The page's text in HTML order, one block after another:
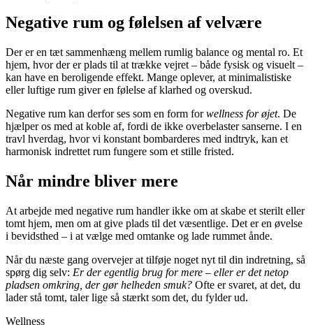
Negative rum og følelsen af velvære
Der er en tæt sammenhæng mellem rumlig balance og mental ro. Et
hjem, hvor der er plads til at trække vejret – både fysisk og visuelt –
kan have en beroligende effekt. Mange oplever, at minimalistiske
eller luftige rum giver en følelse af klarhed og overskud.
Negative rum kan derfor ses som en form forwellness for øjet. De
hjælper os med at koble af, fordi de ikke overbelaster sanserne. I en
travl hverdag, hvor vi konstant bombarderes med indtryk, kan et
harmonisk indrettet rum fungere som et stille fristed.
Når mindre bliver mere
At arbejde med negative rum handler ikke om at skabe et sterilt eller
tomt hjem, men om at give plads til det væsentlige. Det er en øvelse
i bevidsthed – i at vælge med omtanke og lade rummet ånde.
Når du næste gang overvejer at tilføje noget nyt til din indretning, så
spørg dig selv: Er der egentlig brug for mere – eller er det netop
pladsen omkring, der gør helheden smuk? Ofte er svaret, at det, du
lader stå tomt, taler lige så stærkt som det, du fylder ud.
Wellness